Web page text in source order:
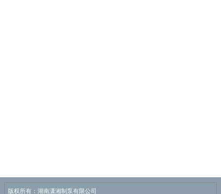
版权所有：湖南潇湘制泵有限公司